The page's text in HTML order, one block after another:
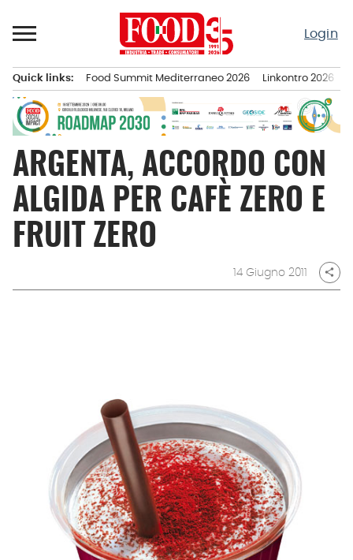
al
Login
principale
Quick links: Food Summit Mediterraneo 2026 Linkontro 2026
ARGENTA, ACCORDO CON
ALGIDA PER CAFÈ ZERO E
FRUIT ZERO
14 Giugno 2011 share